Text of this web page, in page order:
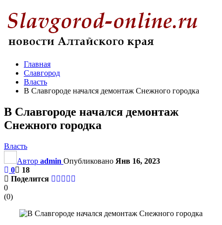
Главная
Славгород
Власть
В Славгороде начался демонтаж Снежного городка
В Славгороде начался демонтаж
Снежного городка
Власть
Автор admin Опубликовано Янв 16, 2023
0
18
Поделится
0
(0)